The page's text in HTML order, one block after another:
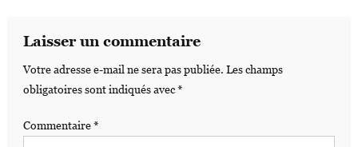
Laisser un commentaire
Votre adresse e-mail ne sera pas publiée. Les champs
obligatoires sont indiqués avec*
Commentaire*